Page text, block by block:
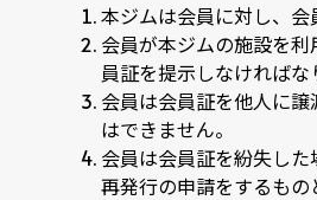
本ジムは会員に対し、会
会員が本ジムの施設を
員証を提示しなければな
会員は会員証を他人に譲
はできません。
会員は会員証を紛失し
再発行の申請をするもの